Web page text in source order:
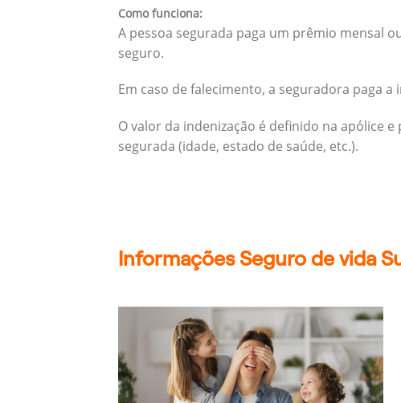
Como funciona:
A pessoa segurada paga um prêmio mensal
seguro.
Em caso de falecimento, a seguradora paga
O valor da indenização é definido na apólice
segurada (idade, estado de saúde, etc.).
Informações Seguro de vida